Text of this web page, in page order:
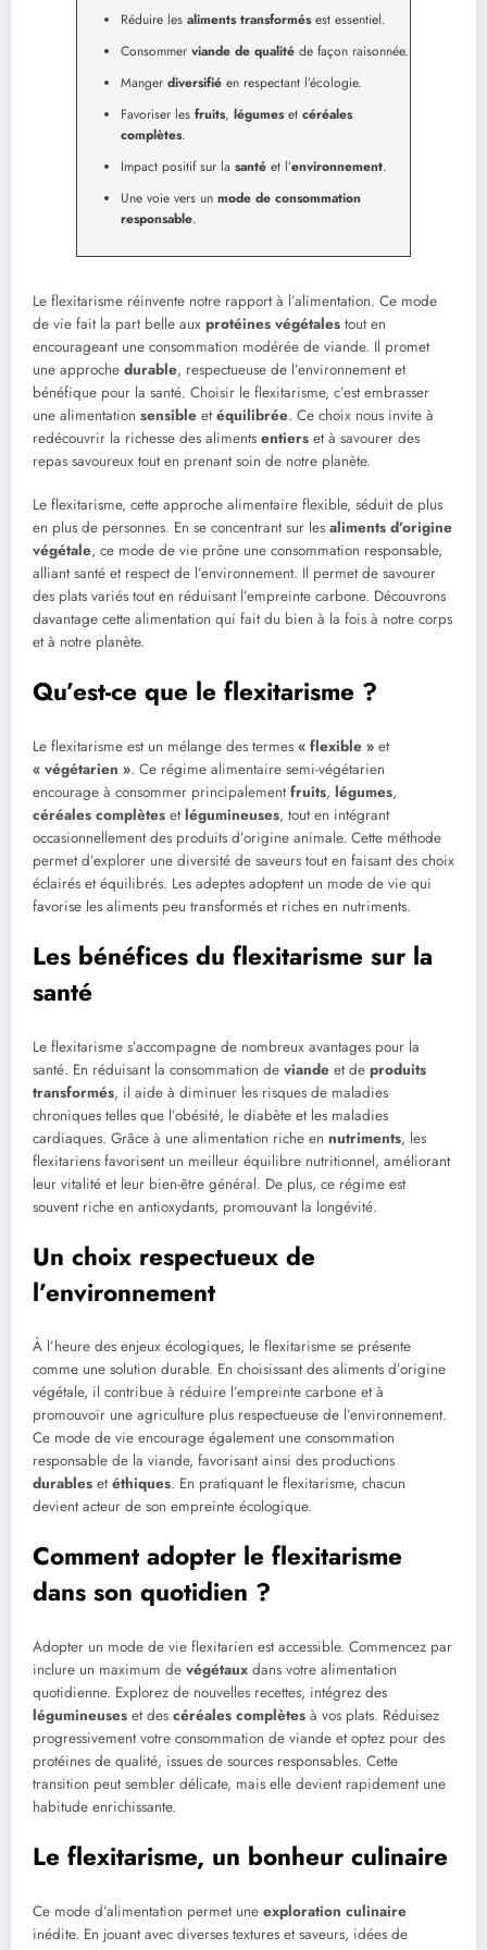
Réduire les aliments transformésest essentiel.
Consommer viande de qualité de façon raisonnée.
Manger diversifié en respectant l’écologie.
Favoriser les fruits, légumeset céréales
complètes.
Impact positif sur la santé et l’environnement.
Une voie vers un mode de consommation
responsable.
Le flexitarisme réinvente notre rapport à l’alimentation. Ce mode
de vie fait la part belle aux protéines végétales tout en
encourageant une consommation modérée de viande. Il promet
une approche durable, respectueuse de l’environnement et
bénéfique pour la santé. Choisir le flexitarisme, c’est embrasser
une alimentation sensible etéquilibrée. Ce choix nous invite à
redécouvrir la richesse des aliments entiers et à savourer des
repas savoureux tout en prenant soin de notre planète.
Le flexitarisme, cette approche alimentaire flexible, séduit de plus
en plus de personnes. En se concentrant sur les aliments d’origine
végétale, ce mode de vie prône une consommation responsable,
alliant santé et respect de l’environnement. Il permet de savourer
des plats variés tout en réduisant l’empreinte carbone. Découvrons
davantage cette alimentation qui fait du bien à la fois à notre corps
et à notre planète.
Qu’est-ce que le flexitarisme ?
Le flexitarisme est un mélange des termes « flexible » et
« végétarien ». Ce régime alimentaire semi-végétarien
encourage à consommer principalementfruits, légumes,
céréales complètes etlégumineuses, tout en intégrant
occasionnellement des produits d’origine animale. Cette méthode
permet d’explorer une diversité de saveurs tout en faisant des choix
éclairés et équilibrés. Les adeptes adoptent un mode de vie qui
favorise les aliments peu transformés et riches en nutriments.
Les bénéfices du flexitarisme sur la
santé
Le flexitarisme s’accompagne de nombreux avantages pour la
santé. En réduisant la consommation de viande et de produits
transformés, il aide à diminuer les risques de maladies
chroniques telles que l’obésité, le diabète et les maladies
cardiaques. Grâce à une alimentation riche en nutriments, les
flexitariens favorisent un meilleur équilibre nutritionnel, améliorant
leur vitalité et leur bien-être général. De plus, ce régime est
souvent riche en antioxydants, promouvant la longévité.
Un choix respectueux de
l’environnement
À l’heure des enjeux écologiques, le flexitarisme se présente
comme une solution durable. En choisissant des aliments d’origine
végétale, il contribue à réduire l’empreinte carbone et à
promouvoir une agriculture plus respectueuse de l’environnement.
Ce mode de vie encourage également une consommation
responsable de la viande, favorisant ainsi des productions
durables etéthiques. En pratiquant le flexitarisme, chacun
devient acteur de son empreinte écologique.
Comment adopter le flexitarisme
dans son quotidien ?
Adopter un mode de vie flexitarien est accessible. Commencez par
inclure un maximum de végétaux dans votre alimentation
quotidienne. Explorez de nouvelles recettes, intégrez des
légumineuses et des céréales complètes à vos plats. Réduisez
progressivement votre consommation de viande et optez pour des
protéines de qualité, issues de sources responsables. Cette
transition peut sembler délicate, mais elle devient rapidement une
habitude enrichissante.
Le flexitarisme, un bonheur culinaire
Ce mode d’alimentation permet une exploration culinaire
inédite. En jouant avec diverses textures et saveurs, idées de